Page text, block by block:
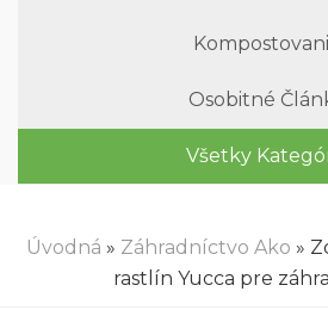
Osobitné
Všetky
Úvodná » Záhradníctvo Ako »
rastlín Yucca pre